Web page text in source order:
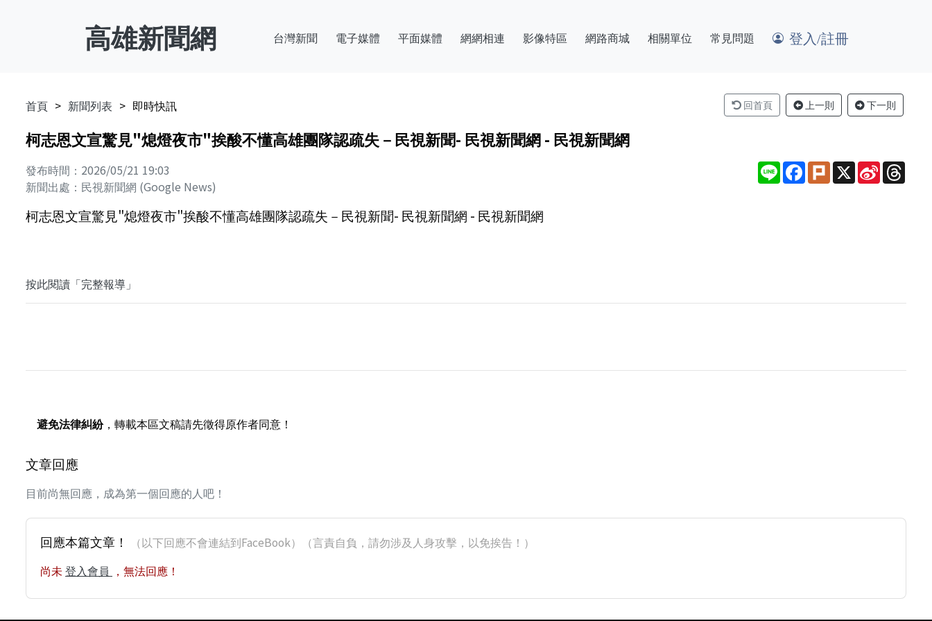
高雄新聞網 台灣新聞 電子媒體 平面媒體 網網相連 影像特區 網路商城 相關單位 常見問題 登入/註冊
首頁 新聞列表 即時快訊 回首頁 上一則 下一則
柯志恩文宣驚見"熄燈夜市"挨酸不懂高雄團隊認疏失－民視新聞- 民視新聞網 - 民視新聞網
發布時間：2026/05/21 19:03
新聞出處：民視新聞網 (Google News)
Line Facebook
PlurkX Sina
Weibo
柯志恩文宣驚見"熄燈夜市"挨酸不懂高雄團隊認疏失－民視新聞- 民視新聞網 - 民視新聞網
按此閱讀「完整報導」
避免法律糾紛，轉載本區文稿請先徵得原作者同意！
文章回應
目前尚無回應，成為第一個回應的人吧！
回應本篇文章！ （以下回應不會連結到FaceBook）（言責自負，請勿涉及人身攻擊，以免挨告！）
尚未 登入會員 ，無法回應！